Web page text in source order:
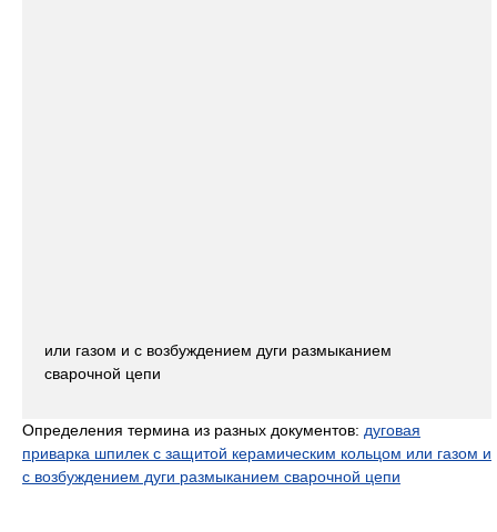
или газом и с возбуждением дуги размыканием
сварочной цепи
Определения термина из разных документов: дуговая
приварка шпилек с защитой керамическим кольцом или газом и
с возбуждением дуги размыканием сварочной цепи